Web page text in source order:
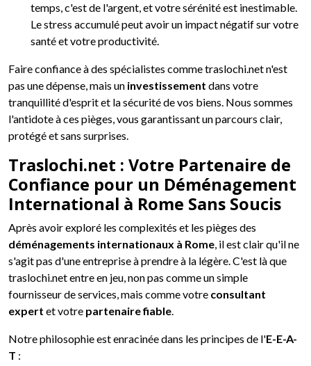
temps, c'est de l'argent, et votre sérénité est inestimable.
Le stress accumulé peut avoir un impact négatif sur votre
santé et votre productivité.
Faire confiance à des spécialistes comme traslochi.net n'est
pas une dépense, mais un investissement dans votre
tranquillité d'esprit et la sécurité de vos biens. Nous sommes
l'antidote à ces pièges, vous garantissant un parcours clair,
protégé et sans surprises.
Traslochi.net : Votre Partenaire de
Confiance pour un Déménagement
International à Rome Sans Soucis
Après avoir exploré les complexités et les pièges des
déménagements internationaux à Rome, il est clair qu'il ne
s'agit pas d'une entreprise à prendre à la légère. C'est là que
traslochi.net entre en jeu, non pas comme un simple
fournisseur de services, mais comme votre consultant
expert et votre partenaire fiable.
Notre philosophie est enracinée dans les principes de l'E-E-A-
T :